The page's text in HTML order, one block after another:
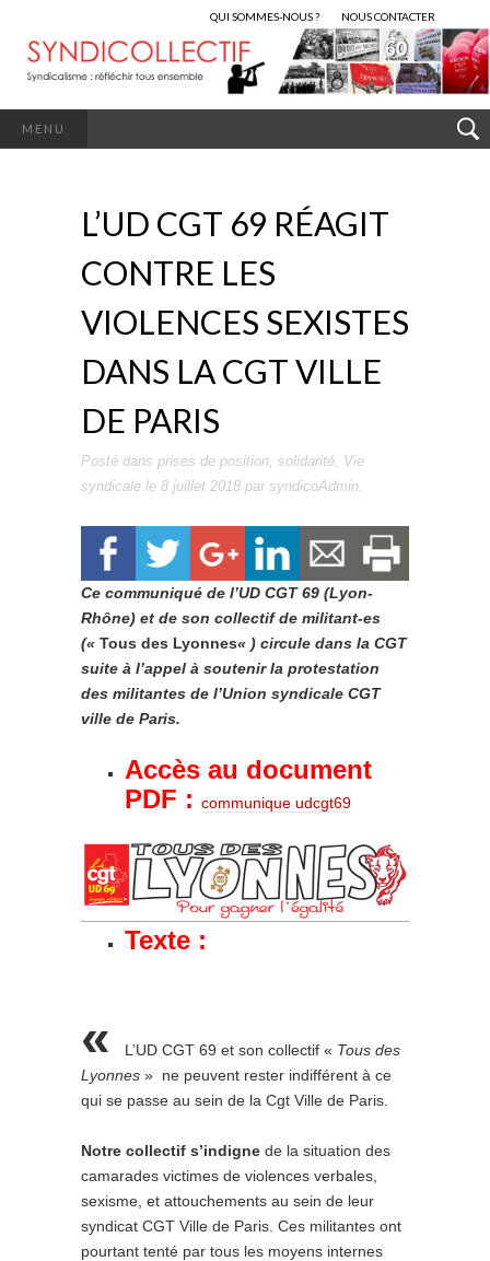
QUI SOMMES-NOUS ? NOUS CONTACTER
MENU
L’UD CGT 69 RÉAGIT
CONTRE LES
VIOLENCES SEXISTES
DANS LA CGT VILLE
DE PARIS
Posté dans prises de position, solidarité, Vie
syndicale le 8 juillet 2018 par syndicoAdmin.
Ce communiqué de l’UD CGT 69 (Lyon-
Rhône) et de son collectif de militant-es
(« Tous des Lyonnes« ) circule dans la CGT
suite à l’appel à soutenir la protestation
des militantes de l’Union syndicale CGT
ville de Paris.
Accès au document
PDF : communique udcgt69
Texte :
« L’UD CGT 69 et son collectif « Tous des
Lyonnes » ne peuvent rester indifférent à ce
qui se passe au sein de la Cgt Ville de Paris.
Notre collectif s’indigne de la situation des
camarades victimes de violences verbales,
sexisme, et attouchements au sein de leur
syndicat CGT Ville de Paris. Ces militantes ont
pourtant tenté par tous les moyens internes